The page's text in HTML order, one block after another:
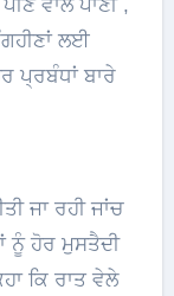
ਵਾਲੇ ਪਾਣੀ ,
ਲਈ
ਪ੍ਰਬੰਧਾਂ ਬਾਰੇ
ਜਾ ਰਹੀ ਜਾਂਚ
ਨੂੰ ਹੋਰ ਮੁਸਤੈਦੀ
ਕਿ ਰਾਤ ਵੇਲੇ